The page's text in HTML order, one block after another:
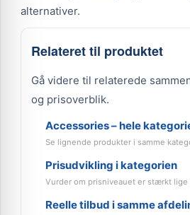
alternativer.
Relateret til produktet
Gå videre til relaterede
og prisoverblik.
Accessories – hele
Se lignende produkter i samme
Prisudvikling i kategorien
Vurder om prisniveauet er stærkt lige
Reelle tilbud i samme